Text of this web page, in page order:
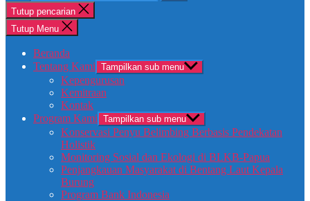
Tutup pencarian
Tutup Menu
Beranda
Tentang Kami Tampilkan sub menu
Kepengurusan
Kemitraan
Kontak
Program Kami Tampilkan sub menu
Konservasi Penyu Belimbing Berbasis Pendekatan
Holistik
Monitoring Sosial dan Ekologi di BLKB-Papua
Penjangkauan Masyarakat di Bentang Laut Kepala
Burung
Program Bank Indonesia